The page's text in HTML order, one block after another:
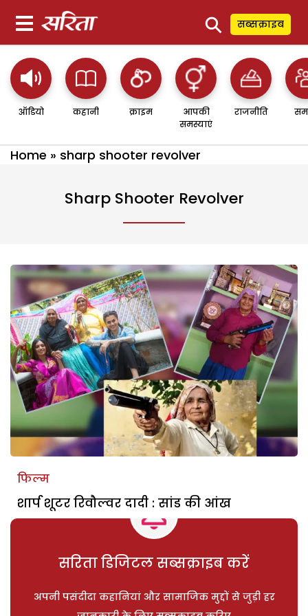
⚲ सब्सक्राइब
ऑडियो कहानी क्राइम
आपकी
समस्याएं
राजनीति
Home » sharp shooter revolver
Sharp Shooter Revolver
फिल्म
शार्प शूटर रिवौल्वर दादी : सांड की आंख
सरिता डिजिटल सब्सक्राइब करें
अपनी पसंदीदा कहानियां और सामाजिक मुद्दों से जुड़ी हर